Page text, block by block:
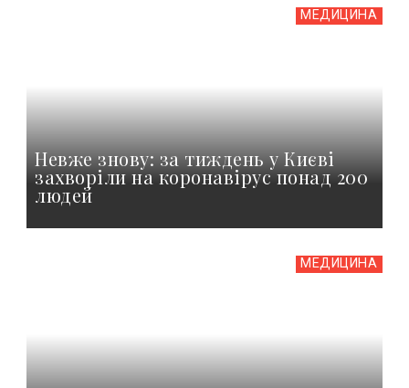
МЕДИЦИНА
Невже знову: за тиждень у Києві
захворіли на коронавірус понад 200
людей
МЕДИЦИНА